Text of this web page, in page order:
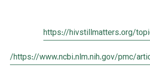
https://hivstillmatters.org/
https://www.ncbi.nlm.nih.gov/pmc/